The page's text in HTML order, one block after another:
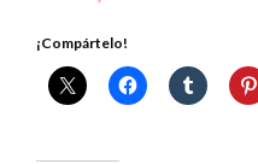
¡Compártelo!